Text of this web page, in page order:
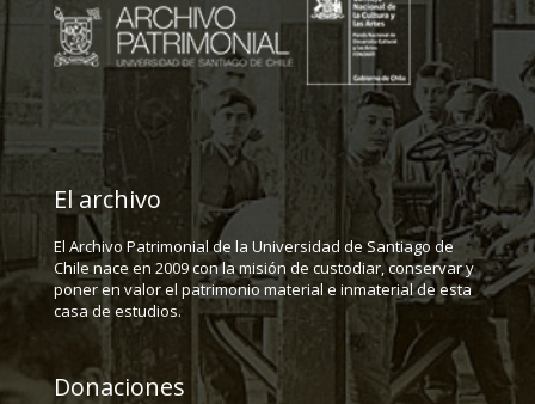
El archivo
El Archivo Patrimonial de la Universidad de Santiago de
Chile nace en 2009 con la misión de custodiar, conservar y
poner en valor el patrimonio material e inmaterial de esta
casa de estudios.
Donaciones